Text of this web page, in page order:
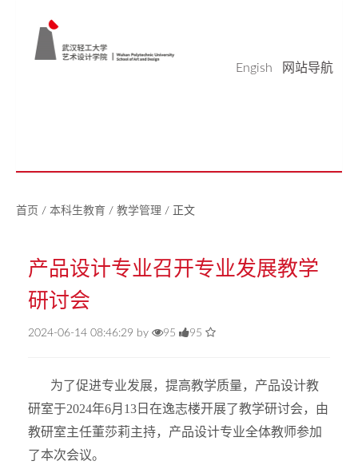
Engish
网站导航
首页 / 本科生教育 / 教学管理 / 正文
产品设计专业召开专业发展教学
研讨会
2024-06-14 08:46:29 by 95 95
为了促进专业发展，提高教学质量，产品设计教
研室于2024年6月13日在逸志楼开展了教学研讨会，由
教研室主任董莎莉主持，产品设计专业全体教师参加
了本次会议。